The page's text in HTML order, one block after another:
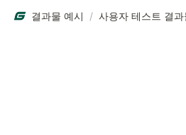
결과물 예시 /